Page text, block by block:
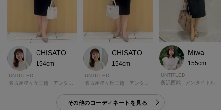
CHISATO
154cm
UNTITLED
CHISATO
154cm
UNTITLED
Miwa
155cm
UNTITLED
所沢西武 アンタイトル
その他のコーディネートを見る